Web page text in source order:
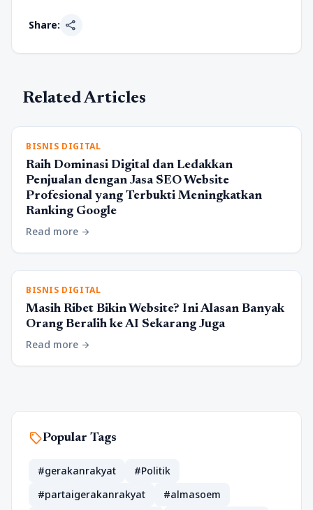
Share: share
Related Articles
BISNIS DIGITAL
Raih Dominasi Digital dan Ledakkan
Penjualan dengan Jasa SEO Website
Profesional yang Terbukti Meningkatkan
Ranking Google
Read more arrow_forward
BISNIS DIGITAL
Masih Ribet Bikin Website? Ini Alasan Banyak
Orang Beralih ke AI Sekarang Juga
Read more arrow_forward
sellPopular Tags
#gerakanrakyat
#Politik
#partaigerakanrakyat
#almasoem